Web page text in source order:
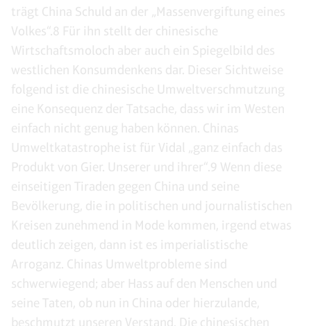
trägt China Schuld an der „Massenvergiftung eines
Volkes“.8 Für ihn stellt der chinesische
Wirtschaftsmoloch aber auch ein Spiegelbild des
westlichen Konsumdenkens dar. Dieser Sichtweise
folgend ist die chinesische Umweltverschmutzung
eine Konsequenz der Tatsache, dass wir im Westen
einfach nicht genug haben können. Chinas
Umweltkatastrophe ist für Vidal „ganz einfach das
Produkt von Gier. Unserer und ihrer“.9 Wenn diese
einseitigen Tiraden gegen China und seine
Bevölkerung, die in politischen und journalistischen
Kreisen zunehmend in Mode kommen, irgend etwas
deutlich zeigen, dann ist es imperialistische
Arroganz. Chinas Umweltprobleme sind
schwerwiegend; aber Hass auf den Menschen und
seine Taten, ob nun in China oder hierzulande,
beschmutzt unseren Verstand. Die chinesischen